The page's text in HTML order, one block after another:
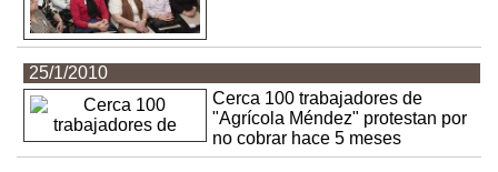
25/1/2010
Cerca 100 trabajadores de
"Agrícola Méndez" protestan por
no cobrar hace 5 meses